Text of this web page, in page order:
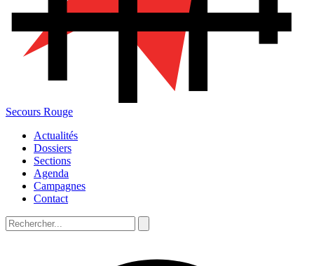
Secours Rouge
Actualités
Dossiers
Sections
Agenda
Campagnes
Contact